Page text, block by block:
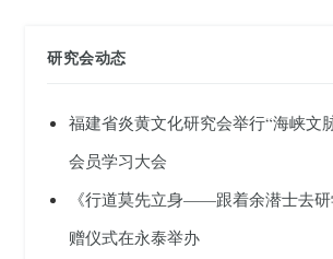
研究会动态
福建省炎黄文化研究会举行“海峡文
会员学习大会
《行道莫先立身——跟着余潜士去
赠仪式在永泰举办